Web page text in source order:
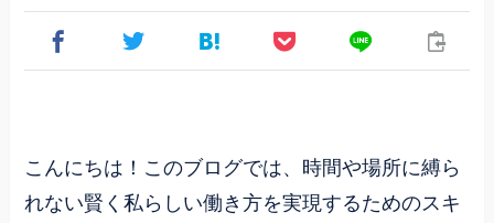
こんにちは！このブログでは、時間や場所に縛ら
れない賢く私らしい働き方を実現するためのスキ